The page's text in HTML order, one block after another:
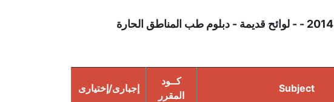
كلية الطب - كلية الطب للساعات المعتمدة (3739)- 2014 - - لوائح قديمة - دبلوم طب المناطق الحارة
Subject
كــود
المقرر
إجبارى/إختيارى